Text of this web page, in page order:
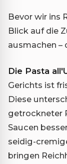
Bevor wir ins
Blick auf die
ausmachen –
Die Pasta
Gerichts ist
Diese
getrockneter
Saucen
seidig-
bringen